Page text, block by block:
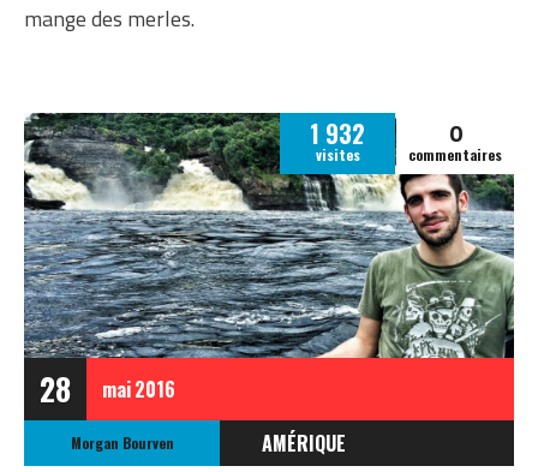
mange des merles.
28 mai2016
1 932
visites
0
commentaires
Morgan Bourven AMÉRIQUE